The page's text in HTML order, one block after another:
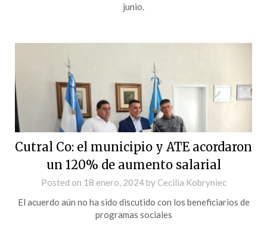
junio.
Cutral Co: el municipio y ATE acordaron
un 120% de aumento salarial
Posted on 18 enero, 2024by Cecilia Kobryniec
El acuerdo aún no ha sido discutido con los beneficiarios de
programas sociales